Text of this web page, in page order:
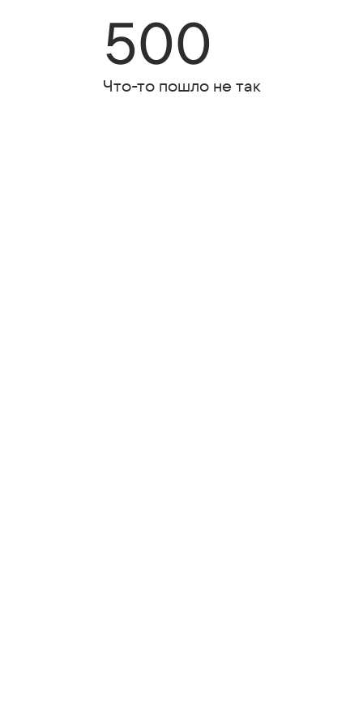
500
Что-то пошло не так